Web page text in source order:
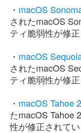
・ macOS
されたmacOS
ティ脆弱性が修正
・ macOS
されたmacOS
ティ脆弱性が修正
・ macOS Tahoe
たmacOS Tahoe
性が修正されてい